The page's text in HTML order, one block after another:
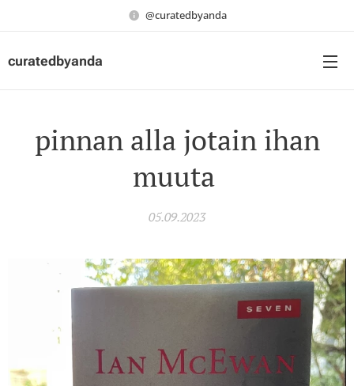
@curatedbyanda
curatedbyanda
pinnan alla jotain ihan
muuta
05.09.2023